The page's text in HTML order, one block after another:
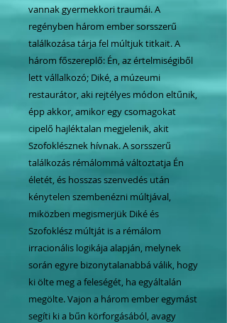
vannak gyermekkori traumái. A
regényben három ember sorsszerű
találkozása tárja fel múltjuk titkait. A
három főszereplő: Én, az értelmiségiből
lett vállalkozó; Diké, a múzeumi
restaurátor, aki rejtélyes módon eltűnik,
épp akkor, amikor egy csomagokat
cipelő hajléktalan megjelenik, akit
Szofoklésznek hívnak. A sorsszerű
találkozás rémálommá változtatja Én
életét, és hosszas szenvedés után
kénytelen szembenézni múltjával,
miközben megismerjük Diké és
Szofoklész múltját is a rémálom
irracionális logikája alapján, melynek
során egyre bizonytalanabbá válik, hogy
ki ölte meg a feleségét, ha egyáltalán
megölte. Vajon a három ember egymást
segíti ki a bűn körforgásából, avagy